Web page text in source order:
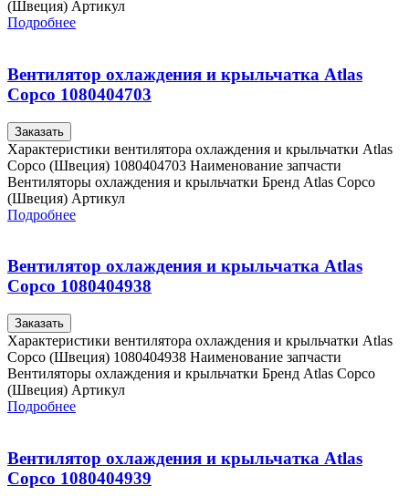
(Швеция) Артикул
Подробнее
Вентилятор охлаждения и крыльчатка Atlas
Copco 1080404703
Заказать
Характеристики вентилятора охлаждения и крыльчатки Atlas
Copco (Швеция) 1080404703 Наименование запчасти
Вентиляторы охлаждения и крыльчатки Бренд Atlas Copco
(Швеция) Артикул
Подробнее
Вентилятор охлаждения и крыльчатка Atlas
Copco 1080404938
Заказать
Характеристики вентилятора охлаждения и крыльчатки Atlas
Copco (Швеция) 1080404938 Наименование запчасти
Вентиляторы охлаждения и крыльчатки Бренд Atlas Copco
(Швеция) Артикул
Подробнее
Вентилятор охлаждения и крыльчатка Atlas
Copco 1080404939